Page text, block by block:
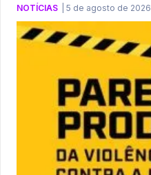
NOTÍCIAS 5 de agosto de 2026